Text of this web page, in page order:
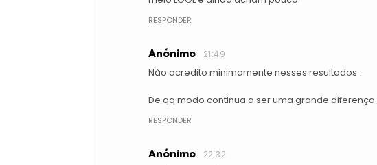
RESPONDER
Anónimo 21:49
Não acredito minimamente nesses resultados.
De qq modo continua a ser uma grande diferença.
RESPONDER
Anónimo 22:32